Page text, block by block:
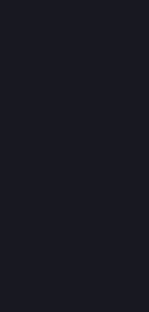
geholt … 🤪